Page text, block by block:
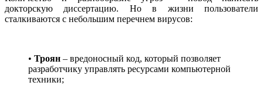
докторскую диссертацию. Но в жизни пользователи
сталкиваются с небольшим перечнем вирусов:
• Троян – вредоносный код, который позволяет
разработчику управлять ресурсами компьютерной
техники;